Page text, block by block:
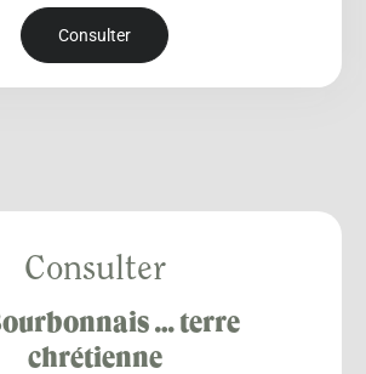
Consulter
Consulter
… terre
chrétienne